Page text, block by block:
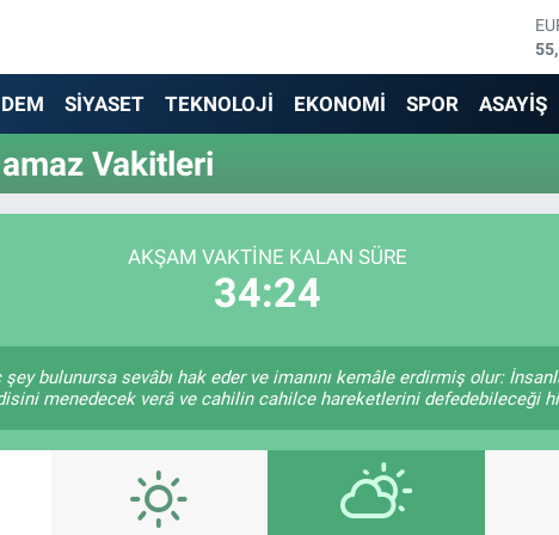
SİYASET TEKNOLOJİ EKONOMİ SPOR ASAYİŞ
Vakitleri
AKŞAM VAKTINE KALAN SÜRE
34:24
bulunursa sevâbı hak eder ve imanını kemâle erdirmiş olur:
menedecek verâ ve cahilin cahilce hareketlerini defedebileceği